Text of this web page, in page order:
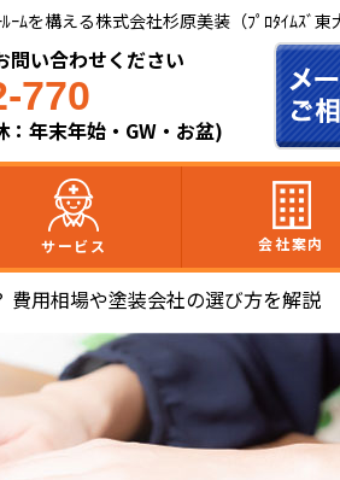
を構える株式会社杉原美装（ﾌﾟﾛﾀｲﾑｽﾞ東
問い合わせください
770
年末年始・GW・お盆)
サービス 会社案内
費用相場や塗装会社の選び方を解説